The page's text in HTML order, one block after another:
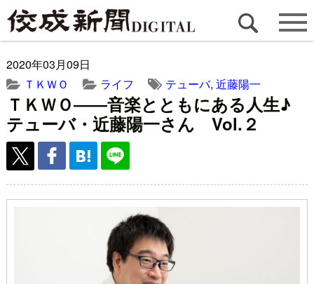
2020年03月09日
ＴＫＷＯ
ライフ テューバ, 近藤陽一
ＴＫＷＯ――音楽とともにある人生♪
テューバ・近藤陽一さん Vol.２